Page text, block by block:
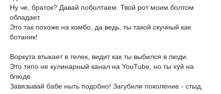
Ну че, браток? Давай поболтаем. Твой рот моим болтом
обладает.
Это так похоже на комбо, да ведь, ты такой скучный как
ботаник!
Воркута втыкает в телек, видит как ты выбился в люди.
Это типо не кулинарный канал на YouTube, но ты хуй на
блюде.
Завязывай бабе ныть подобно! Загубили поколение - стыд,